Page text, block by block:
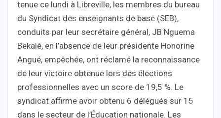
tenue ce lundi à Libreville, les membres du bureau
du Syndicat des enseignants de base (SEB),
conduits par leur secrétaire général, JB Nguema
Bekalé, en l’absence de leur présidente Honorine
Angué, empêchée, ont réclamé la reconnaissance
de leur victoire obtenue lors des élections
professionnelles avec un score de 19,5 %. Le
syndicat affirme avoir obtenu 6 délégués sur 15
dans le secteur de l’Éducation nationale. Les